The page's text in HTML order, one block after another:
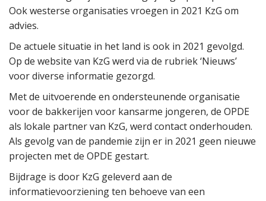
Ook westerse organisaties vroegen in 2021 KzG om
advies.
De actuele situatie in het land is ook in 2021 gevolgd.
Op de website van KzG werd via de rubriek ‘Nieuws’
voor diverse informatie gezorgd.
Met de uitvoerende en ondersteunende organisatie
voor de bakkerijen voor kansarme jongeren, de OPDE
als lokale partner van KzG, werd contact onderhouden.
Als gevolg van de pandemie zijn er in 2021 geen nieuwe
projecten met de OPDE gestart.
Bijdrage is door KzG geleverd aan de
informatievoorziening ten behoeve van een